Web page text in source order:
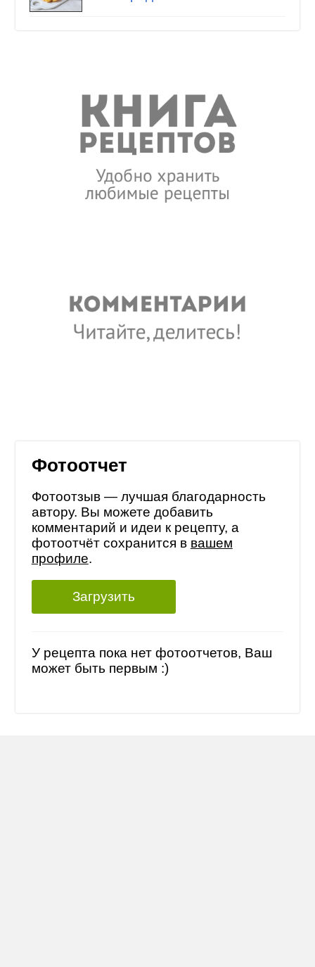
Фотоотчет
Фотоотзыв — лучшая благодарность
автору. Вы можете добавить
комментарий и идеи к рецепту, а
фотоотчёт сохранится в вашем
профиле.
Загрузить
У рецепта пока нет фотоотчетов, Ваш
может быть первым :)